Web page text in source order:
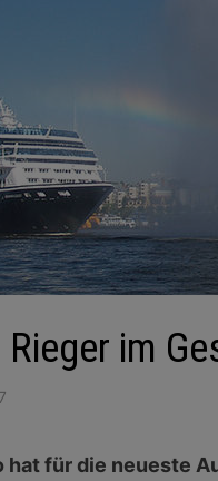
im
hat für die neueste